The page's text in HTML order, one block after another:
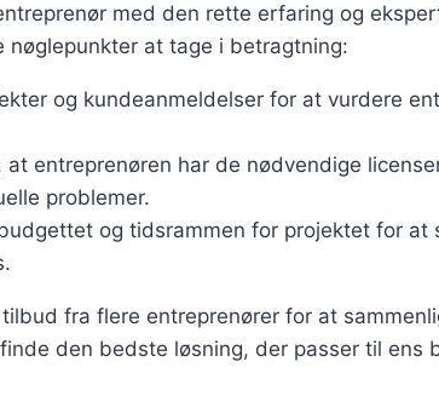
med den rette erfaring og
nøglepunkter at tage i betragtning:
og kundeanmeldelser for at vurdere
at entreprenøren har de nødvendige
problemer.
og tidsrammen for projektet for at
fra flere entreprenører for at
den bedste løsning, der passer til ens